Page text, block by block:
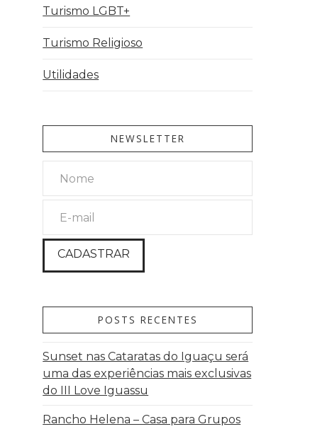
Turismo LGBT+
Turismo Religioso
Utilidades
NEWSLETTER
POSTS RECENTES
Sunset nas Cataratas do Iguaçu será
uma das experiências mais exclusivas
do III Love Iguassu
Rancho Helena – Casa para Grupos